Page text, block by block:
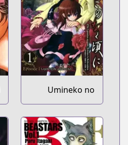
Umineko no
Naku Koro ni -
Episode 1:
Legend of the
Golden Witch